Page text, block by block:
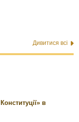
Дивитися всі
в